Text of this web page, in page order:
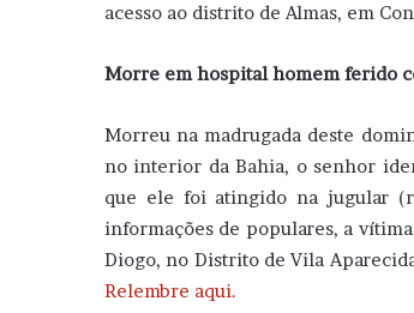
acesso ao distrito de Almas, em
Morre em hospital homem ferido
Morreu na madrugada deste
no interior da Bahia, o senhor
que ele foi atingido na jugular
informações de populares, a
Diogo, no Distrito de Vila
Relembre aqui.